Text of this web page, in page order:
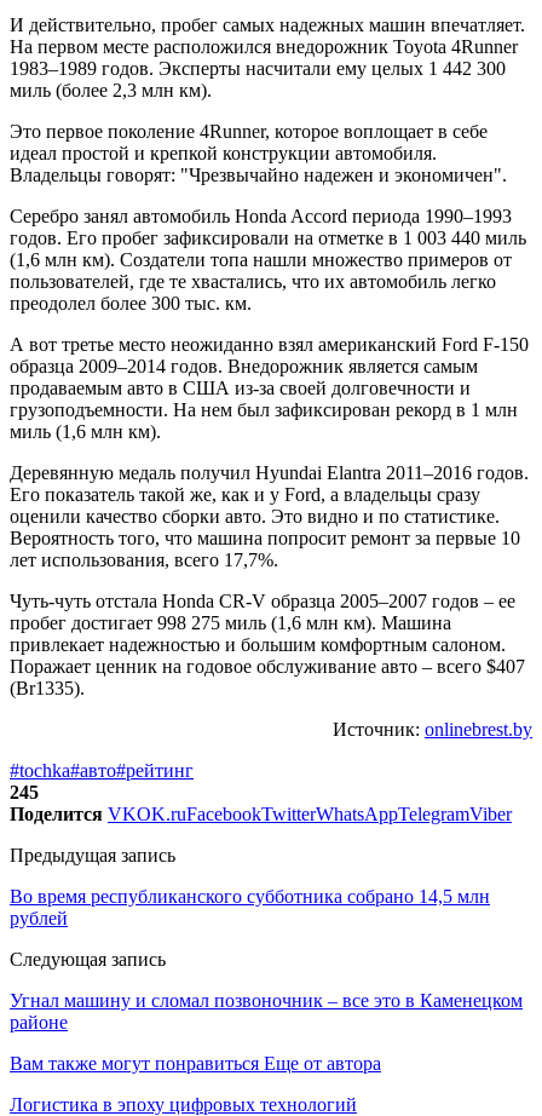
И действительно, пробег самых надежных машин впечатляет.
На первом месте расположился внедорожник Toyota 4Runner
1983–1989 годов. Эксперты насчитали ему целых 1 442 300
миль (более 2,3 млн км).
Это первое поколение 4Runner, которое воплощает в себе
идеал простой и крепкой конструкции автомобиля.
Владельцы говорят: "Чрезвычайно надежен и экономичен".
Серебро занял автомобиль Honda Accord периода 1990–1993
годов. Его пробег зафиксировали на отметке в 1 003 440 миль
(1,6 млн км). Создатели топа нашли множество примеров от
пользователей, где те хвастались, что их автомобиль легко
преодолел более 300 тыс. км.
А вот третье место неожиданно взял американский Ford F-150
образца 2009–2014 годов. Внедорожник является самым
продаваемым авто в США из-за своей долговечности и
грузоподъемности. На нем был зафиксирован рекорд в 1 млн
миль (1,6 млн км).
Деревянную медаль получил Hyundai Elantra 2011–2016 годов.
Его показатель такой же, как и у Ford, а владельцы сразу
оценили качество сборки авто. Это видно и по статистике.
Вероятность того, что машина попросит ремонт за первые 10
лет использования, всего 17,7%.
Чуть-чуть отстала Honda CR-V образца 2005–2007 годов – ее
пробег достигает 998 275 миль (1,6 млн км). Машина
привлекает надежностью и большим комфортным салоном.
Поражает ценник на годовое обслуживание авто – всего $407
(Br1335).
Источник: onlinebrest.by
#tochka#авто#рейтинг
245
Поделится VKOK.ruFacebookTwitterWhatsAppTelegramViber
Предыдущая запись
Во время республиканского субботника собрано 14,5 млн
рублей
Следующая запись
Угнал машину и сломал позвоночник – все это в Каменецком
районе
Вам также могут понравиться Еще от автора
Логистика в эпоху цифровых технологий